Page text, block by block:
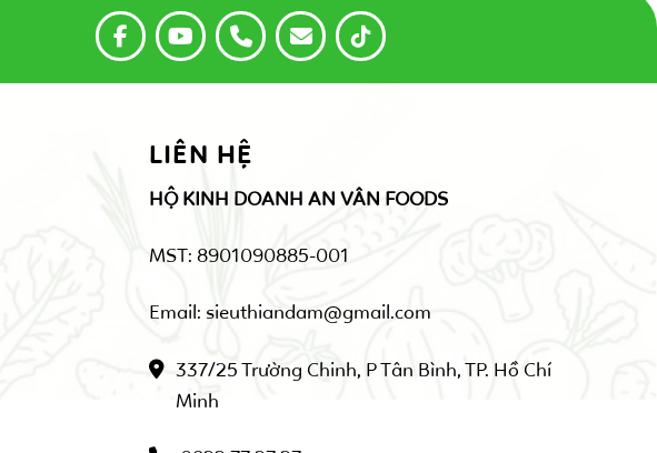
LIÊN HỆ
HỘ KINH DOANH AN VÂN FOODS
MST: 8901090885-001
Email: sieuthiandam@gmail.com
337/25 Trường Chinh, P Tân Bình, TP. Hồ Chí
Minh